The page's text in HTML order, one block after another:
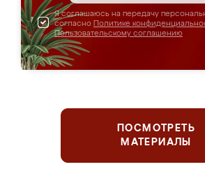
Я соглашаюсь на передачу
согласно Политике
Пользовательскому соглашению
ПОСМОТРЕТЬ
МАТЕРИАЛЫ